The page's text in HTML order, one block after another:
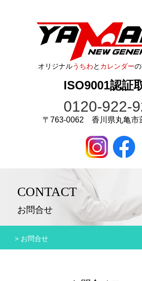
オリジナルうちわと カレンダー
ISO9001認証
0120-922-
〒763-0062 香川県丸亀市
CONTACT
お問合せ
> お問合せ